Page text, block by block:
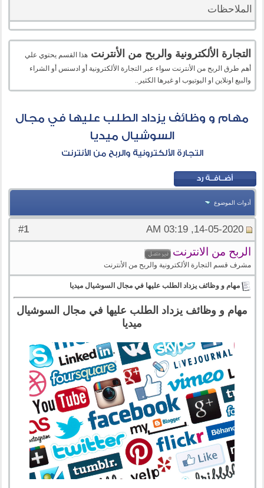
الملاحظات
التجارة الألكترونية والربح من الأنترنت هذا القسم يحتوي علي
أهم طرق الربح من الأنترنت سواء عبر التجارة الألكترونية أو ادسنس أو الشراء
والبيع اونلاين او اليوتيوب او غيرها الكثير..
مهام و وظائف يزداد الطلب عليها في مجال
السوشيال ميديا
التجارة الألكترونية والربح من الأنترنت
أدوات الموضوع
#
1 14-05-2020, 03:19 AM
الربح من الانترنت
مشرف قسم التجارة الألكترونية والربح من الأنترنت
مهام و وظائف يزداد الطلب عليها في مجال السوشيال ميديا
مهام و وظائف يزداد الطلب عليها في مجال السوشيال
ميديا